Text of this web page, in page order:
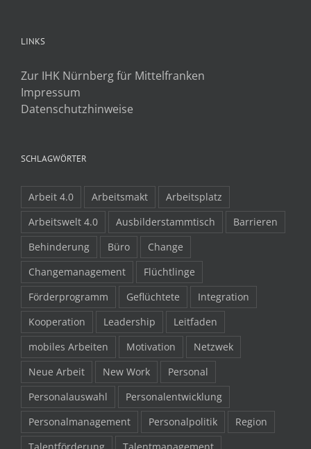
LINKS
Zur IHK Nürnberg für Mittelfranken
Impressum
Datenschutzhinweise
SCHLAGWÖRTER
Arbeit 4.0 Arbeitsmakt
Arbeitsplatz
Arbeitswelt 4.0
Ausbilderstammtisch
Barrieren
Behinderung
Büro
Change
Changemanagement
Flüchtlinge
Förderprogramm
Geflüchtete
Integration
Kooperation
Leadership
Leitfaden
mobiles Arbeiten
Motivation
Netzwek
Neue Arbeit
New Work
Personal
Personalauswahl
Personalentwicklung
Personalmanagement
Personalpolitik
Region